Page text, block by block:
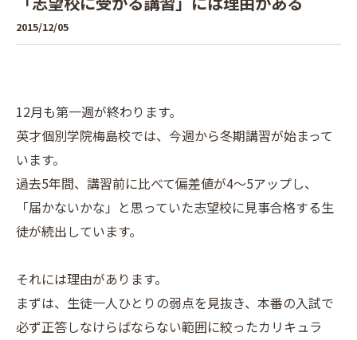
2015/12/05
12月も第一週が終わります。
英才個別学院梅島校では、今週から冬期講習が始まって
います。
過去5年間、講習前に比べて偏差値が4～5アップし、
「届かないかな」と思っていた志望校に見事合格する生
徒が続出しています。
それには理由があります。
まずは、生徒一人ひとりの弱点を見抜き、本番の入試で
必ず正答しなけらばならない範囲に絞ったカリキュラ